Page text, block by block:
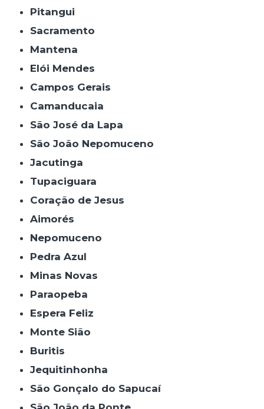
Pitangui
Sacramento
Mantena
Elói Mendes
Campos Gerais
Camanducaia
São José da Lapa
São João Nepomuceno
Jacutinga
Tupaciguara
Coração de Jesus
Aimorés
Nepomuceno
Pedra Azul
Minas Novas
Paraopeba
Espera Feliz
Monte Sião
Buritis
Jequitinhonha
São Gonçalo do Sapucaí